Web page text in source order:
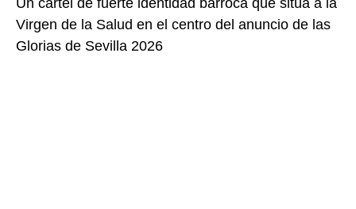
Un cartel de fuerte identidad barroca que sitúa a la
Virgen de la Salud en el centro del anuncio de las
Glorias de Sevilla 2026